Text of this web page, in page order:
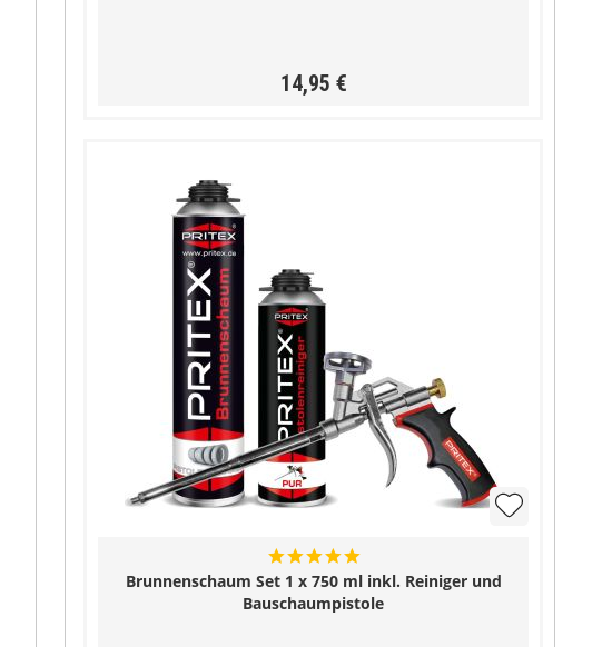
14,95 €
Brunnenschaum Set 1 x 750 ml inkl. Reiniger und
Bauschaumpistole